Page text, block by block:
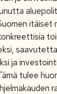
itäiset
ja
tulee